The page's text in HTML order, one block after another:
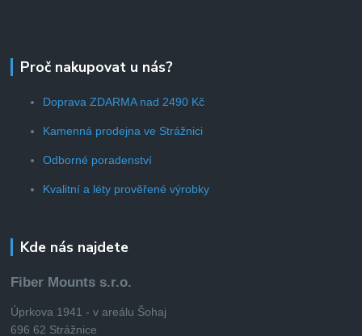
Proč nakupovat u nás?
Doprava ZDARMA nad 2490 Kč
Kamenná prodejna ve Strážnici
Odborné poradenství
Kvalitní a léty prověřené výrobky
Kde nás najdete
Fiber Mounts s.r.o.
Úprkova 1941 - v areálu Šohaj
696 62 Strážnice